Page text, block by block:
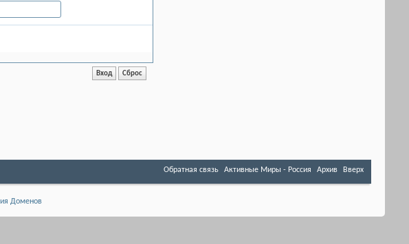
Обратная связь Активные Миры - Россия Архив Вверх
Доменов